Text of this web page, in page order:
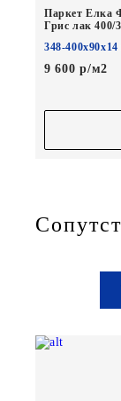
Паркет Елка
Грис лак 400/
348-
9 600 р/м2